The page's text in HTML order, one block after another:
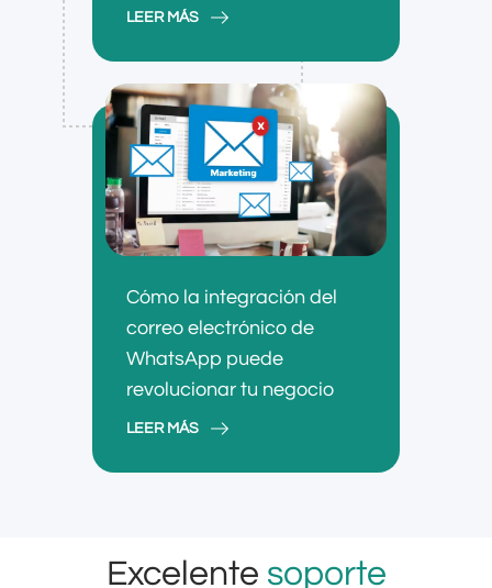
LEER MÁS
Cómo la integración del
correo electrónico de
WhatsApp puede
revolucionar tu negocio
LEER MÁS
Excelente soporte